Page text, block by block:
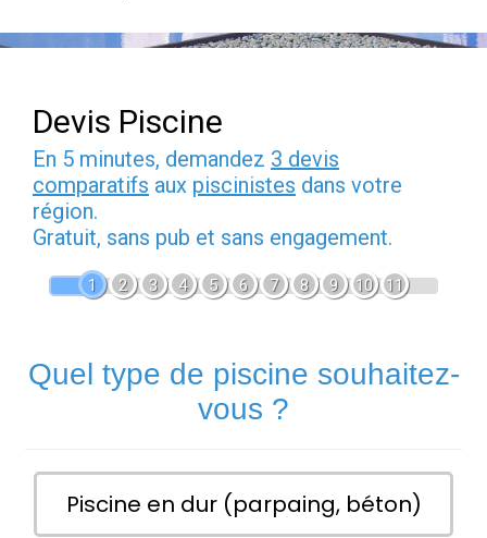
Devis Piscine
En 5 minutes, demandez 3 devis
comparatifs aux piscinistes dans votre
région.
Gratuit, sans pub et sans engagement.
1 2 3 4 5 6 7 8 9 10 11
Quel type de piscine souhaitez-
vous ?
Piscine en dur (parpaing, béton)